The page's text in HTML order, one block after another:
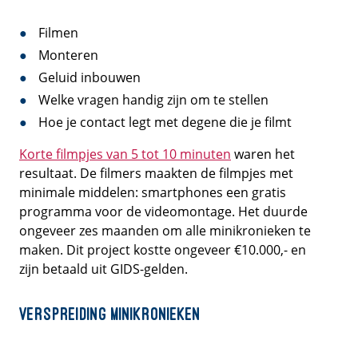
Filmen
Monteren
Geluid inbouwen
Welke vragen handig zijn om te stellen
Hoe je contact legt met degene die je filmt
Korte filmpjes van 5 tot 10 minuten waren het
resultaat. De filmers maakten de filmpjes met
minimale middelen: smartphones een gratis
programma voor de videomontage. Het duurde
ongeveer zes maanden om alle minikronieken te
maken. Dit project kostte ongeveer €10.000,- en
zijn betaald uit GIDS-gelden.
Verspreiding minikronieken